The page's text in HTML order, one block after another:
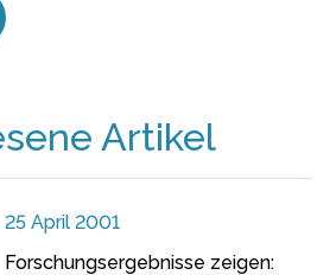
Artikel
25 April 2001
Forschungsergebnisse zeigen: